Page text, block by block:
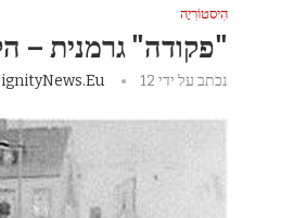
הִיסטוֹרִיָה
"פקודה" גרמנית –
נכתב על ידי 12 פברואר 2022